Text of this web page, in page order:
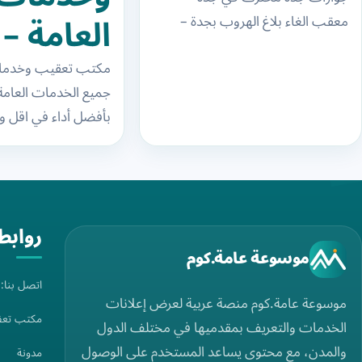
محترف في
الهروب بجدة
– معقب
جوازات جدة
الوافدين –
معقب نقل
كفالة بجدة –
معقب الغاء بلاغ الهروب بجدة –
العامة –
معقبين
مكتب
في
مكتب تعقيب
جميع الخدمات
بأفضل أداء في
الأسعار نقدم جميع
موسوعة عامة.كوم
موسوعة عامة.كوم منصة عربية لعرض إعلانات
الخدمات والتعريف بمقدميها في مختلف الدول
والمدن، مع محتوى يساعد المستخدم على الوصول
اتصل
مكتب
مدونة